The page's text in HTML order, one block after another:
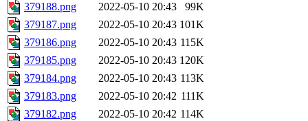
379188.png
2022-05-10 20:43
99K
379187.png
2022-05-10 20:43 101K
379186.png
2022-05-10 20:43 115K
379185.png
2022-05-10 20:43 120K
379184.png
2022-05-10 20:43 113K
379183.png
2022-05-10 20:42 111K
379182.png
2022-05-10 20:42 114K